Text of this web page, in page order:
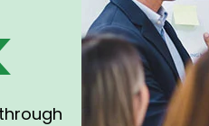
seminar &